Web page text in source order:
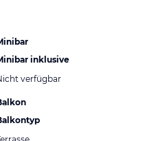
inklusive
verfügbar